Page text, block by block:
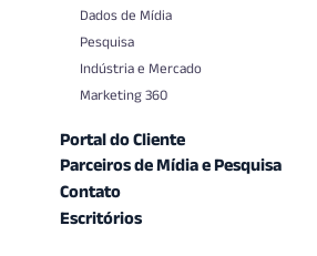
Dados de Mídia
Pesquisa
Indústria e Mercado
Marketing 360
Portal do Cliente
Parceiros de Mídia e Pesquisa
Contato
Escritórios